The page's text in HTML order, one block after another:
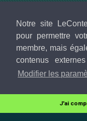
Notre site
pour permettre
membre, mais
contenus
Modifier les
J'ai